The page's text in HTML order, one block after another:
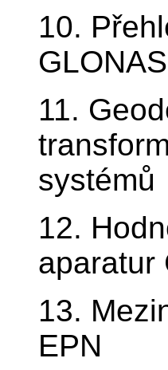
10.
11.
systémů
12.
aparatur
13.
EPN